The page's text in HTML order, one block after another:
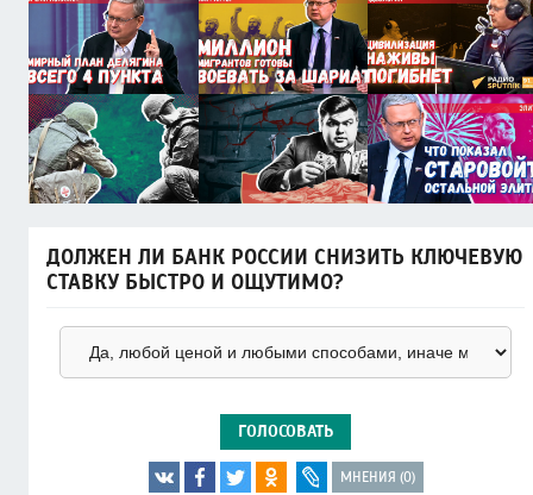
ДОЛЖЕН ЛИ БАНК РОССИИ СНИЗИТЬ КЛЮЧЕВУЮ
СТАВКУ БЫСТРО И ОЩУТИМО?
ГОЛОСОВАТЬ
МНЕНИЯ (0)